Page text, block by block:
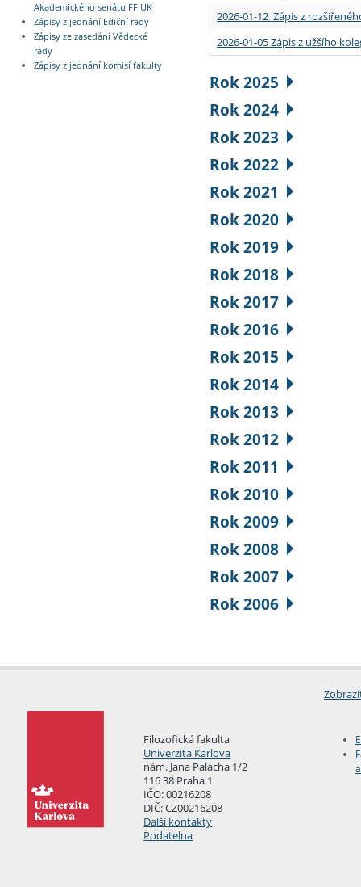
Akademického senátu FF UK
Zápisy z jednání Ediční rady
Zápisy ze zasedání Vědecké
rady
Zápisy z jednání komisí fakulty
2026-01-12 Zápis z
2026-01-05 Zápis z užšího
Rok 2025
Rok 2024
Rok 2023
Rok 2022
Rok 2021
Rok 2020
Rok 2019
Rok 2018
Rok 2017
Rok 2016
Rok 2015
Rok 2014
Rok 2013
Rok 2012
Rok 2011
Rok 2010
Rok 2009
Rok 2008
Rok 2007
Rok 2006
Filozofická fakulta
Univerzita Karlova
nám. Jana Palacha 1/2
116 38 Praha 1
IČO: 00216208
DIČ: CZ00216208
Další kontakty
Podatelna